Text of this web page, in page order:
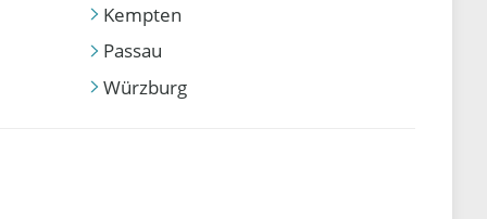
Kempten
Passau
Würzburg